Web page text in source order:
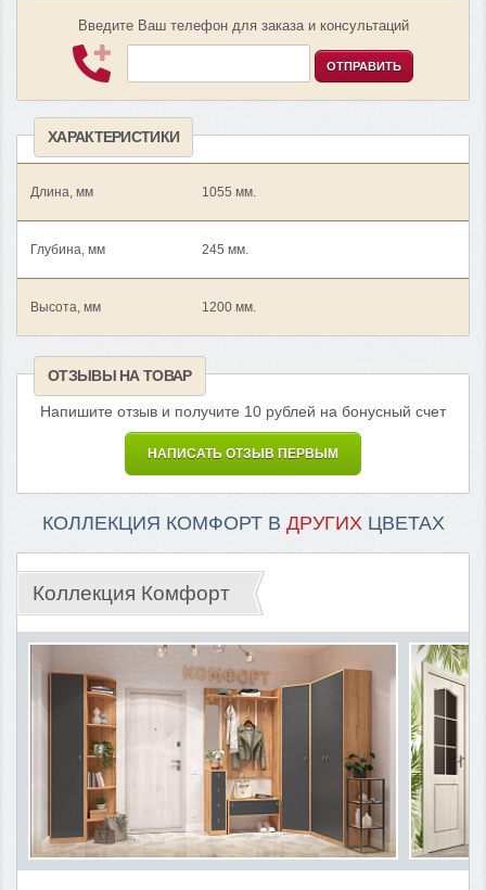
Введите Ваш телефон для заказа и консультаций
ОТПРАВИТЬ
ХАРАКТЕРИСТИКИ
Длина, мм 1055 мм.
Глубина, мм 245 мм.
Высота, мм 1200 мм.
ОТЗЫВЫ НА ТОВАР
Напишите отзыв и получите 10 рублей на бонусный счет
НАПИСАТЬ ОТЗЫВ ПЕРВЫМ
КОЛЛЕКЦИЯ КОМФОРТ В ДРУГИХЦВЕТАХ
Коллекция Комфорт